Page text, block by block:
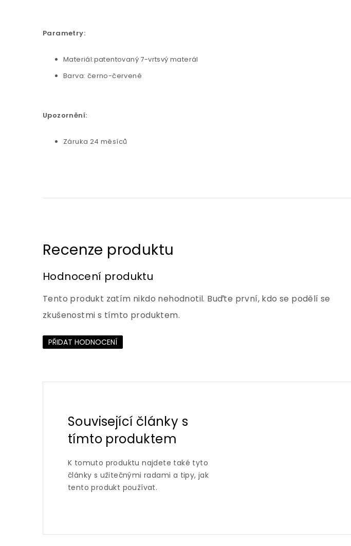
Parametry:
Materiál:patentovaný 7-vrtsvý materál
Barva: černo-červené
Upozornění:
Záruka 24 měsíců
Hodnocení produktu
Tento produkt zatím nikdo nehodnotil. Buďte první, kdo se podělí se
zkušenostmi s tímto produktem.
PŘIDAT HODNOCENÍ
Související články s
tímto produktem
K tomuto produktu najdete také tyto
články s užitečnými radami a tipy, jak
tento produkt používat.